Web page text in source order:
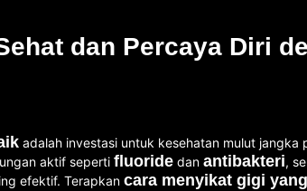
dan Percaya Diri
adalah investasi untuk kesehatan mulut
aktif seperti fluoride dan antibakteri,
efektif. Terapkan cara menyikat gigi